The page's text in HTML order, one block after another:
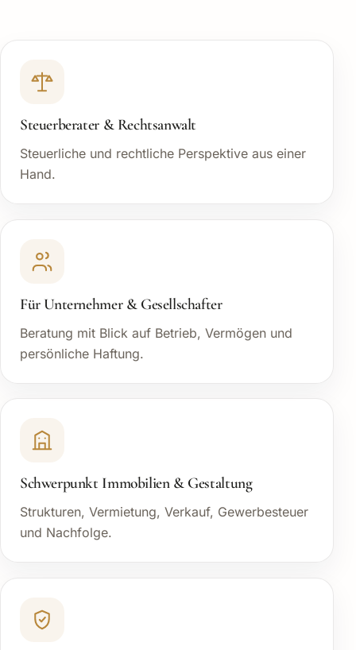
Steuerberater & Rechtsanwalt
Steuerliche und rechtliche Perspektive aus einer
Hand.
Für Unternehmer & Gesellschafter
Beratung mit Blick auf Betrieb, Vermögen und
persönliche Haftung.
Schwerpunkt Immobilien & Gestaltung
Strukturen, Vermietung, Verkauf, Gewerbesteuer
und Nachfolge.